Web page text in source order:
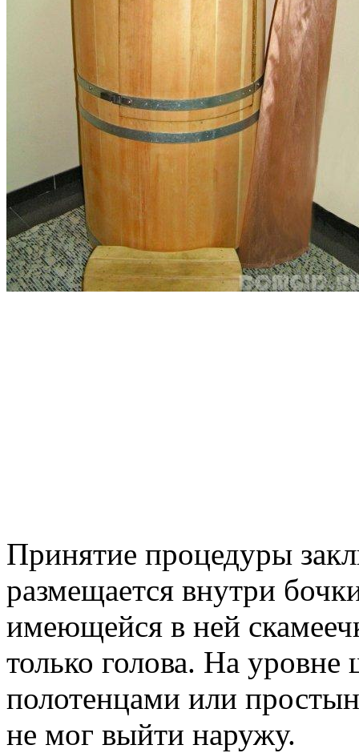
Принятие процедуры
размещается внутри
имеющейся в ней
только голова. На уровне
полотенцами или
не мог выйти наружу.